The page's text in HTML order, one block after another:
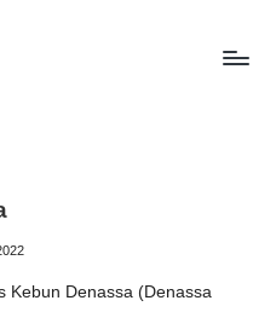
Kebun Denassa (Denassa